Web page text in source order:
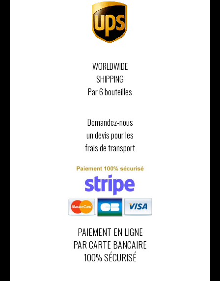
WORLDWIDE
SHIPPING
Par 6 bouteilles
Demandez-nous
un devis pour les
frais de transport
PAIEMENT EN LIGNE
PAR CARTE BANCAIRE
100% SÉCURISÉ